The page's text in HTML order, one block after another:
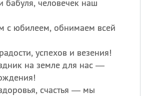
человечек наш
с юбилеем, обнимаем всей
успехов и везения!
на земле для нас —
счастья — мы